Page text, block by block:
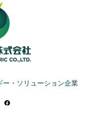
・ソリューション企業